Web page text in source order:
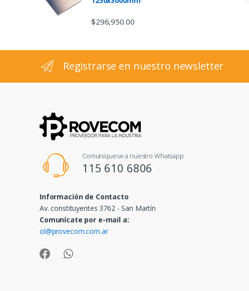
$296,950.00
Registrarse en nuestro newsletter
Comuníquese a nuestro Whatsapp
115 610 6806
Información de Contacto
Av. constituyentes 3762 - San Martín
Comunícate por e-mail a:
ol@provecom.com.ar